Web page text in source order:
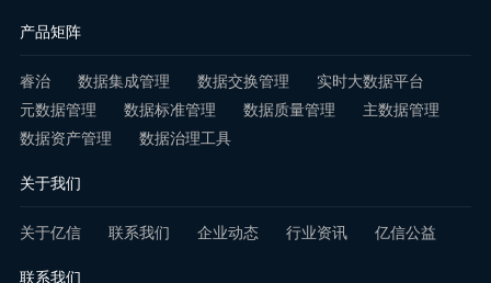
产品矩阵
睿治 数据集成管理 数据交换管理
实时大数据平台
元数据管理
数据标准管理 数据质量管理
主数据管理
数据资产管理
数据治理工具
关于我们
关于亿信 联系我们 企业动态 行业资讯 亿信公益
联系我们